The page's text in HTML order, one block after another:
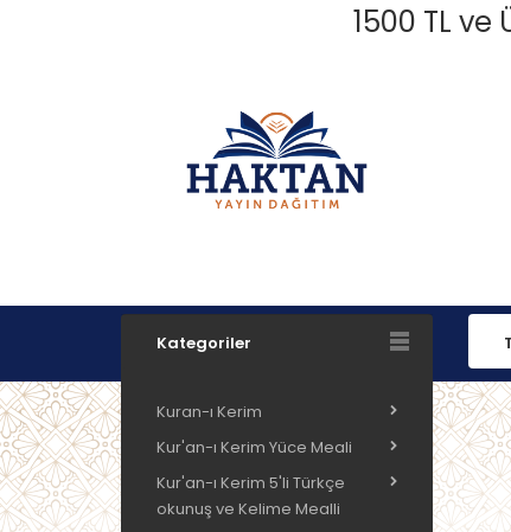
1500 TL
Kategoriler
Kuran-ı Kerim
Kur'an-ı Kerim Yüce Meali
Kur'an-ı Kerim 5'li Türkçe
okunuş ve Kelime Mealli